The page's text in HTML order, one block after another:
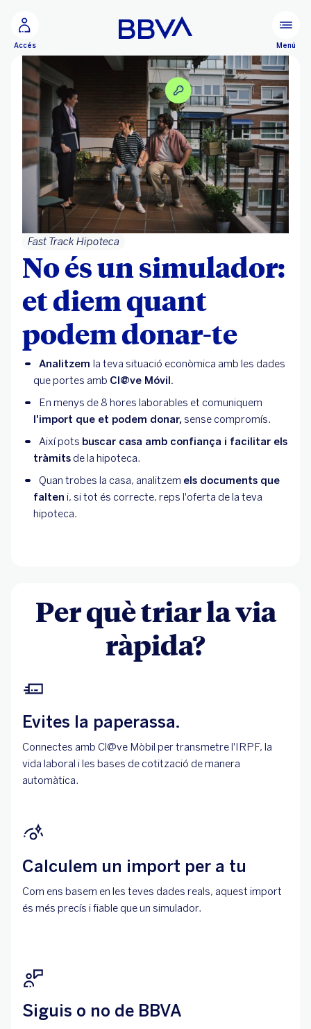
Accés Menú
Fast Track Hipoteca
No és un simulador:
et diem quant
podem donar-te
Analitzem la teva situació econòmica amb les dades
que portes amb Cl@ve Móvil.
En menys de 8 hores laborables et comuniquem
l'import que et podem donar,sense compromís.
Així pots buscar casa amb confiança i facilitar els
tràmits de la hipoteca.
Quan trobes la casa, analitzem els documents que
falten i, si tot és correcte, reps l'oferta de la teva
hipoteca.
Per què triar la via
ràpida?
Evites la paperassa.
Connectes amb Cl@ve Mòbil per transmetre l'IRPF, la
vida laboral i les bases de cotització de manera
automàtica.
Calculem un import per a tu
Com ens basem en les teves dades reals, aquest import
és més precís i fiable que un simulador.
Siguis o no de BBVA